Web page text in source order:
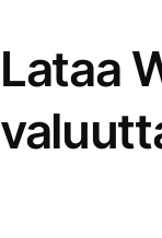
Lataa